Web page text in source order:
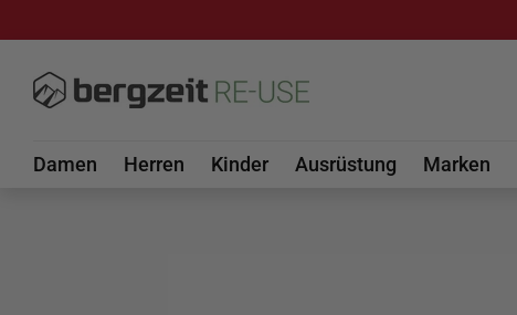
Damen Herren Kinder Ausrüstung Marken